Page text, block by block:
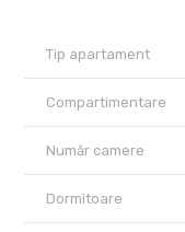
este deschisă și
Locuința se predă
încălzire prin
dotările necesare
Tip apartament
Compartimentare
Număr camere
Dormitoare